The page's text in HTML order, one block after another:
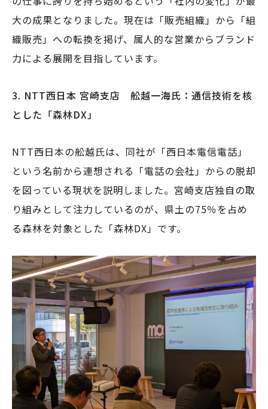
大の成果となりました。現在は「販売組織」から「組
織販売」への転換を掲げ、属人的な営業からブランド
力による展開を目指しています。
3. NTT西日本 宮崎支店 舩越一海氏：通信技術を核
とした「森林DX」
NTT西日本の舩越氏は、同社が「西日本電信電話」
という名前から連想される「電話の会社」からの脱却
を図っている現状を説明しました。宮崎支店独自の取
り組みとして注力しているのが、県土の75％を占め
る森林を対象とした「森林DX」です。